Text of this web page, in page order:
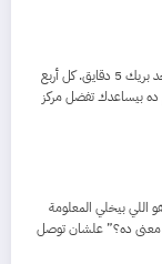
دي طريقة جميلة بتعتمد على إنك تذاكر 25 دقيقة، وبعدين تاخد بريك 5 دقايق. كل أربع
(15–30 دقيقة). النظام ده بيساعدك تفضل مركز
اللي بيخلي المعلومة
معنى ده؟” علشان توصل